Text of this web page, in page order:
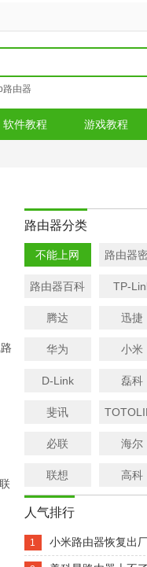
路由器
软件教程 游戏教程
路由器分类
不能上网 路由器
路由器百科 TP-
腾达 迅捷
华为 小米
D-Link 磊科
斐讯
必联 海尔
联想 高科
人气排行
1 小米路由器恢复出